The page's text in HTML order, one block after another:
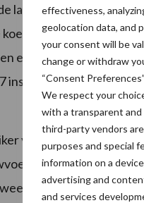
effectiveness,
geolocation data, and
your consent will be
change or withdraw
“Consent
We respect your
with a transparent
third-party vendors
purposes and special
information on a
advertising and
and services
lactatie. “Door de inzet
veel constanter
en worden sneller
inseminaties per
van Calving Care. In
veel kali bevat. Kali
een oorzaak voor